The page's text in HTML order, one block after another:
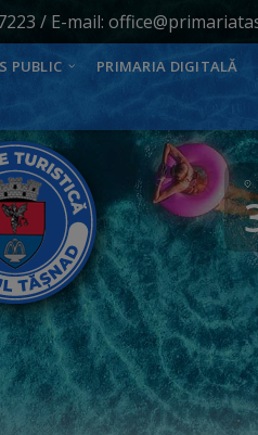
/ E-mail:
PUBLIC PRIMARIA DIGITALĂ